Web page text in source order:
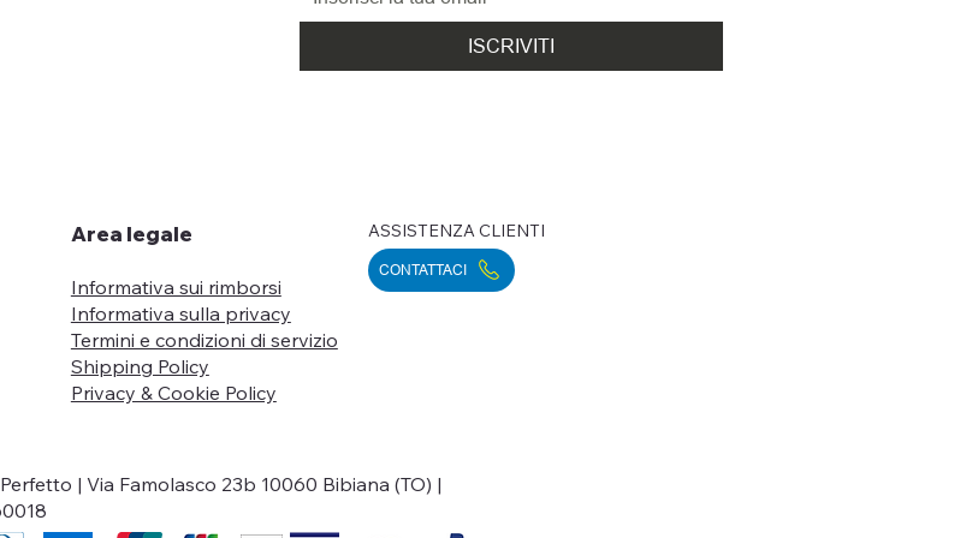
ISCRIVITI
Area legale
Informativa sui rimborsi
Informativa sulla privacy
Termini e condizioni di servizio
Shipping Policy
Privacy & Cookie Policy
| Via Famolasco 23b 10060 Bibiana (TO) |
ASSISTENZA CLIENTI
CONTATTACI